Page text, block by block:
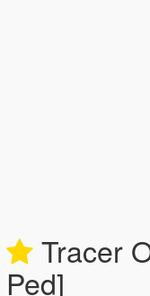
Tracer
Ped]